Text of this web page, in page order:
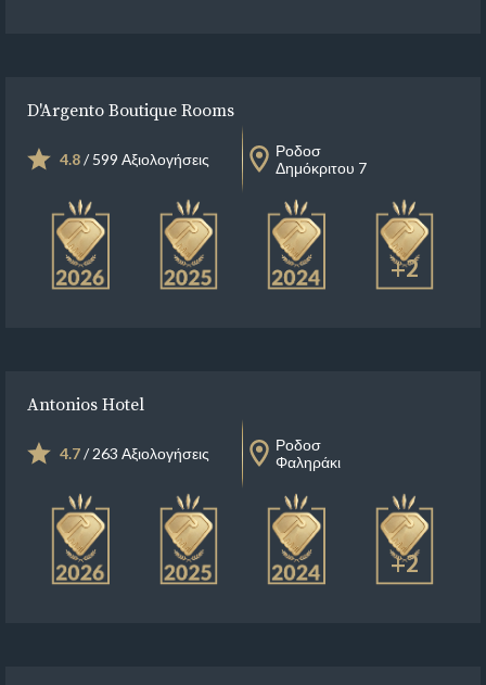
D'Argento Boutique Rooms
4.8/ 599 Αξιολογήσεις
Ροδοσ
Δημόκριτου 7
+2
Antonios Hotel
4.7/ 263 Αξιολογήσεις
Ροδοσ
Φαληράκι
+2